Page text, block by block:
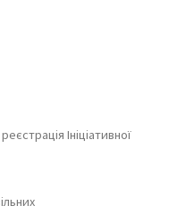
Ініціативної